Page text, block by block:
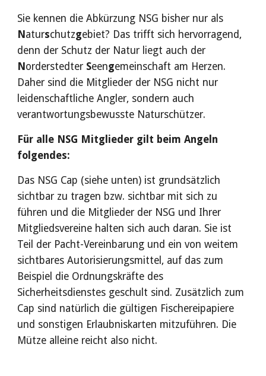
Sie kennen die Abkürzung NSG bisher nur als
N aturschutzgebiet? Das trifft sich hervorragend,
denn der Schutz der Natur liegt auch der
N orderstedter Seengemeinschaft am Herzen.
Daher sind die Mitglieder der NSG nicht nur
leidenschaftliche Angler, sondern auch
verantwortungsbewusste Naturschützer.
Für alle NSG Mitglieder gilt beim Angeln
folgendes:
Das NSG Cap (siehe unten) ist grundsätzlich
sichtbar zu tragen bzw. sichtbar mit sich zu
führen und die Mitglieder der NSG und Ihrer
Mitgliedsvereine halten sich auch daran. Sie ist
Teil der Pacht-Vereinbarung und ein von weitem
sichtbares Autorisierungsmittel, auf das zum
Beispiel die Ordnungskräfte des
Sicherheitsdienstes geschult sind. Zusätzlich zum
Cap sind natürlich die gültigen Fischereipapiere
und sonstigen Erlaubniskarten mitzuführen. Die
Mütze alleine reicht also nicht.